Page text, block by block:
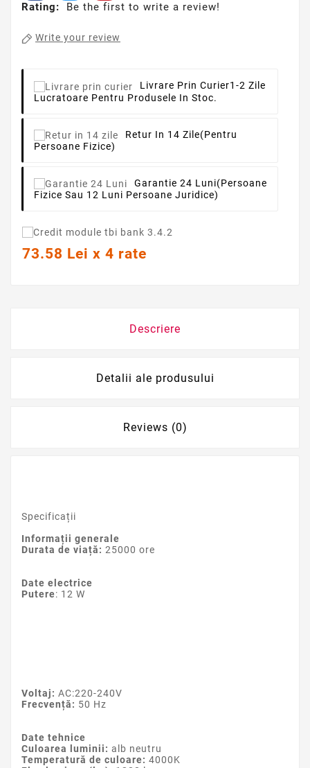
Rating: Be the first to write a review!
Write your review
Livrare Prin Curier1-2 Zile
Lucratoare Pentru Produsele In Stoc.
Retur In 14 Zile(pentru
Persoane Fizice)
Garantie 24 Luni(persoane
Fizice Sau 12 Luni Persoane Juridice)
73.58 Lei x 4 rate
Descriere
Detalii ale produsului
Reviews (0)
Specificații
Informații generale
Durata de viață: 25000 ore
Date electrice
Putere: 12 W
Voltaj: AC:220-240V
Frecvență: 50 Hz
Date tehnice
Culoarea luminii: alb neutru
Temperatură de culoare: 4000K